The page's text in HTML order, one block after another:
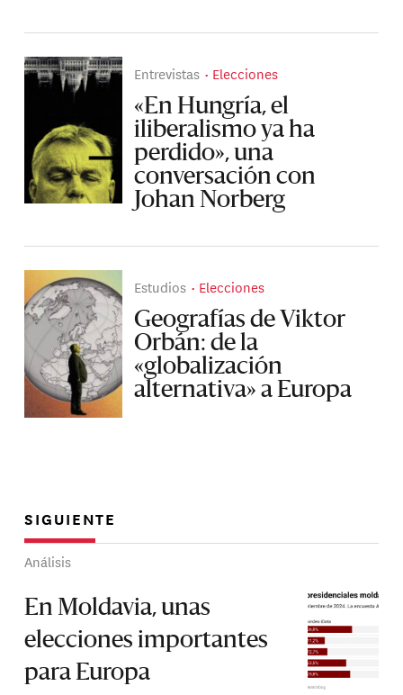
Entrevistas Elecciones
«En Hungría, el
iliberalismo ya ha
perdido», una
conversación con
Johan Norberg
Estudios Elecciones
Geografías de Viktor
Orbán: de la
«globalización
alternativa» a Europa
SIGUIENTE
Análisis
En Moldavia, unas
elecciones importantes
para Europa